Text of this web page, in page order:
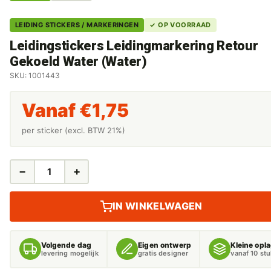
LEIDING STICKERS / MARKERINGEN ✓ OP VOORRAAD
Leidingstickers Leidingmarkering Retour
Gekoeld Water (Water)
SKU: 1001443
Vanaf €1,75
per sticker (excl. BTW 21%)
LEIDINGSTICKERS
(WATER)
AANTAL
− +
IN WINKELWAGEN
Volgende dag
levering mogelijk
Eigen ontwerp
gratis designer
Kleine
vanaf 10